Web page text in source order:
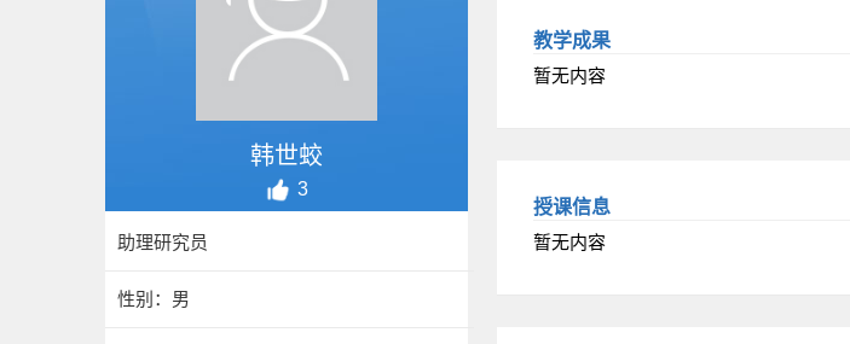
韩世蛟
3
助理研究员
性别：男
教学成果
暂无内容
授课信息
暂无内容